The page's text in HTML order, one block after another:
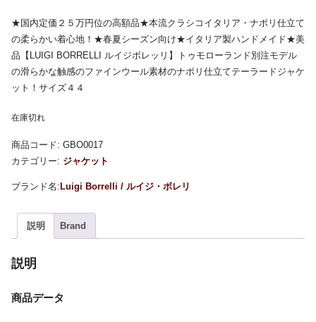
★国内定価２５万円位の高額品★本流クラシコイタリア・ナポリ仕立て
の柔らかい着心地！★春夏シーズン向け★イタリア製ハンドメイド★美
品【LUIGI BORRELLI ルイジボレッリ】トゥモローランド別注モデル
の滑らかな触感のファインウール素材のナポリ仕立てテーラードジャケ
ット！サイズ４４
在庫切れ
商品コード: GBO0017
カテゴリー: ジャケット
Luigi Borrelli / ルイジ・ボレリ
説明 Brand
説明
商品データ